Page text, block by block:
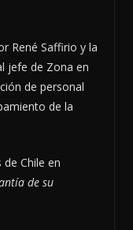
René Saffirio y la
jefe de Zona en
de personal
de la
Chile en
de su